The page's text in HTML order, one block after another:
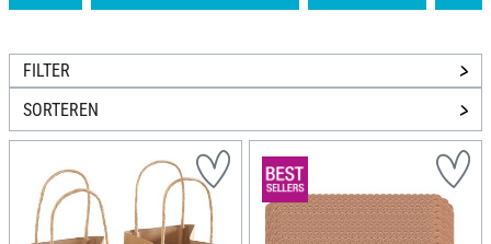
FILTER
SORTEREN